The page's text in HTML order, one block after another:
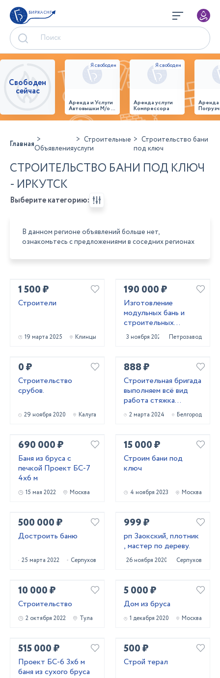
БИРЖА СНГ
Свободен
сейчас
Аренда и Услуги
Автовышки М/о г.
Домодедово
26,28,32 место
Аренда услуги
Компрессора
ГлавнаяОбъявления
Строительные
услуги
Строительство бани
под ключ
СТРОИТЕЛЬСТВО БАНИ ПОД КЛЮЧ
- ИРКУТСК
Выберите категорию:
В данном регионе объявлений больше нет,
ознакомьтесь с предложениями в соседних регионах
1 500 ₽
Строители
19 марта 2025 Клинцы
190 000 ₽
Изготовление
модульных бань и
строительных
бытовое
3 ноября 2023 Петрозаводск
0 ₽
Строительство
срубов.
29 ноября 2020 Калуга
888 ₽
Строительная бригада
выполняем всё вид
работа стяжка
короед фасад
штукатурк
2 марта 2024 Белгород
690 000 ₽
Баня из бруса с
печкой Проект БС-7
4х6 м
15 мая 2022 Москва
15 000 ₽
Строим бани под
ключ
4 ноября 2023 Москва
500 000 ₽
Достроить баню
25 марта 2022 Серпухов
999 ₽
рп Заокский, плотник
, мастер по дереву.
26 ноября 2020 Серпухов
10 000 ₽
Строительство
2 октября 2022 Тула
5 000 ₽
Дом из бруса
1 декабря 2020 Москва
515 000 ₽
Проект БС-6 3х6 м
баня из сухого бруса
500 ₽
Строй терал